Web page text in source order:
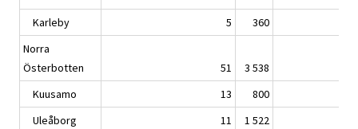
Karleby
5
360
Norra
Österbotten
51
3 538
Kuusamo
13
800
Uleåborg
11
1 522